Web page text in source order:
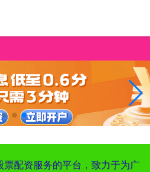
配资服务的平台，致力于为广